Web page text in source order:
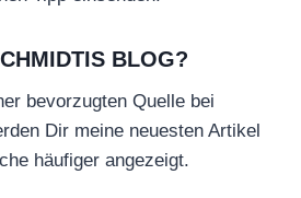
BLOG?
bevorzugten Quelle bei
Dir meine neuesten Artikel
häufiger angezeigt.